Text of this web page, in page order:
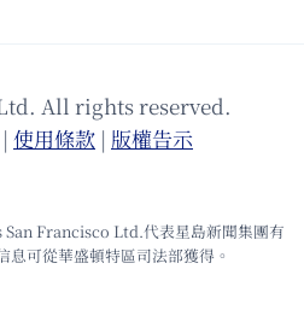
All rights reserved.
| 使⽤條款 | 版權告⽰
Francisco Ltd.代表星島新聞集團有
息可從華盛頓特區司法部獲得。